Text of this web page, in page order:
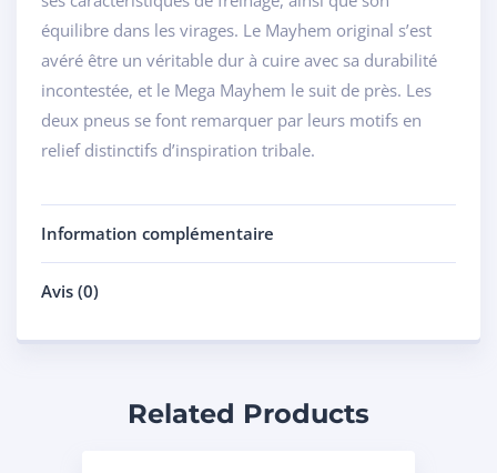
équilibre dans les virages. Le Mayhem original s’est
avéré être un véritable dur à cuire avec sa durabilité
incontestée, et le Mega Mayhem le suit de près. Les
deux pneus se font remarquer par leurs motifs en
relief distinctifs d’inspiration tribale.
Information complémentaire
Avis (0)
Related Products